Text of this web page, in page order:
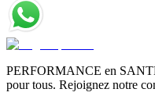
PERFORMANCE en
pour tous. Rejoignez notre